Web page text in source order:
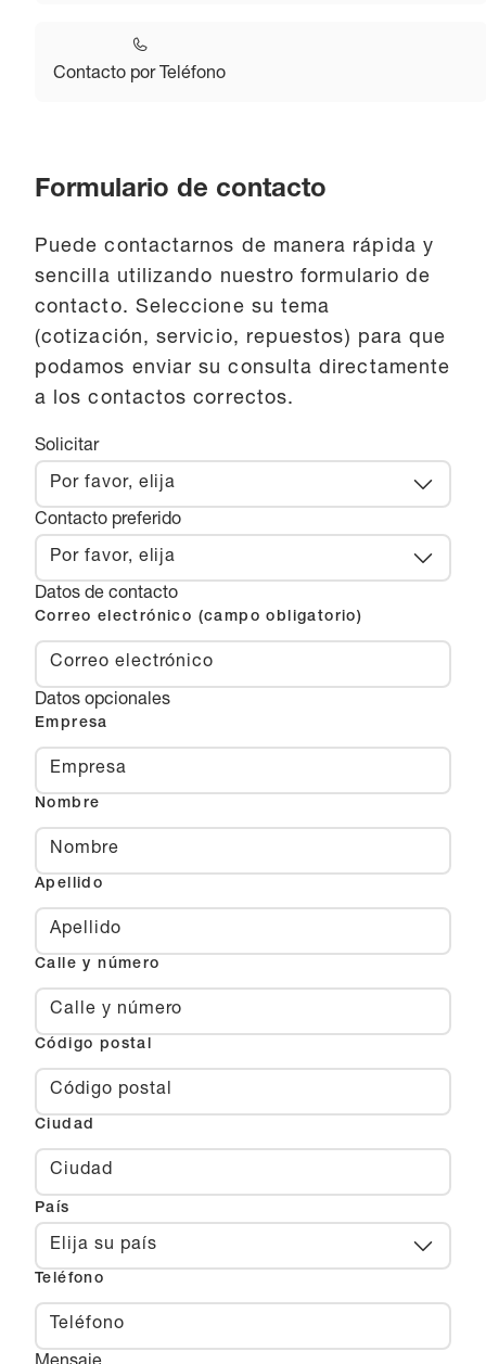
Contacto por Teléfono
Formulario de contacto
Puede contactarnos de manera rápida y
sencilla utilizando nuestro formulario de
contacto. Seleccione su tema
(cotización, servicio, repuestos) para que
podamos enviar su consulta directamente
a los contactos correctos.
Solicitar
Por favor, elija
Contacto preferido
Por favor, elija
Datos de contacto
Correo electrónico (campo obligatorio)
Datos opcionales
Empresa
Nombre
Apellido
Calle y número
Código postal
Ciudad
País
Elija su país
Teléfono